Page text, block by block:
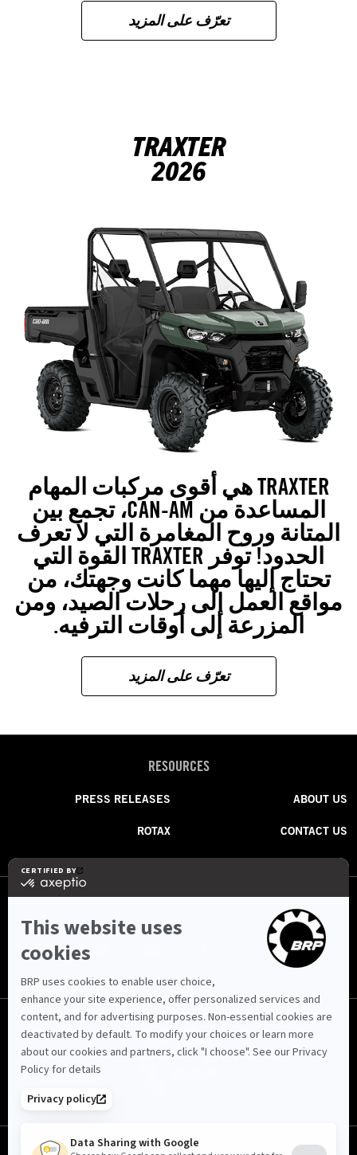
تعرّف على المزيد
TRAXTER
2026
TRAXTER هي أقوى مركبات المهام
المساعدة من CAN-AM، تجمع بين
المتانة وروح المغامرة التي لا تعرف
الحدود! توفر TRAXTER القوة التي
تحتاج إليها مهما كانت وجهتك، من
مواقع العمل إلى رحلات الصيد، ومن
المزرعة إلى أوقات الترفيه.
تعرّف على المزيد
RESOURCES
ABOUT US
CONTACT US
PRESS RELEASES
ROTAX